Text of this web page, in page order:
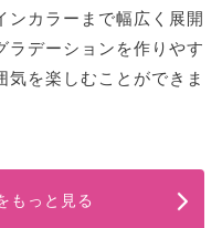
ンカラーまで幅広く展開
ラデーションを作りやす
気を楽しむことができま
もっと見る